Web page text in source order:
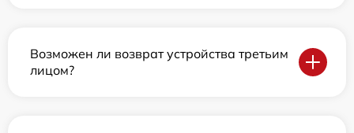
Возможен ли возврат устройства третьим
лицом?